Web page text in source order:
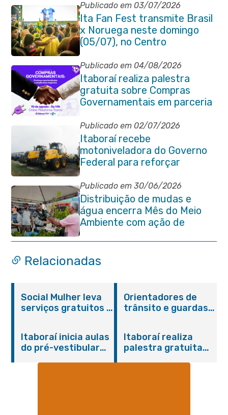
Publicado em 03/07/2026
Ita Fan Fest transmite Brasil
x Noruega neste domingo
(05/07), no Centro
Publicado em 04/08/2026
Itaboraí realiza palestra
gratuita sobre Compras
Governamentais em parceria
Publicado em 02/07/2026
Itaboraí recebe
motoniveladora do Governo
Federal para reforçar
serviços de infraestrutura
Publicado em 30/06/2026
Distribuição de mudas e
água encerra Mês do Meio
Ambiente com ação de
conscientização em Manilha
Relacionadas
Social Mulher leva
serviços gratuitos à
sexta-feira (07/08)
Orientadores de
trânsito e guardas
primeiros socorros
em Itaboraí
Itaboraí inicia aulas
do pré-vestibular
Itaboraí realiza
palestra gratuita